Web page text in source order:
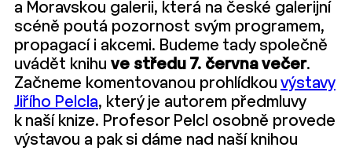
a Moravskou galerii, která na české galerijní
scéně poutá pozornost svým programem,
propagací i akcemi. Budeme tady společně
uvádět knihu ve středu 7. června večer.
Začneme komentovanou prohlídkou výstavy
Jiřího Pelcla, který je autorem předmluvy
k naší knize. Profesor Pelcl osobně provede
výstavou a pak si dáme nad naší knihou